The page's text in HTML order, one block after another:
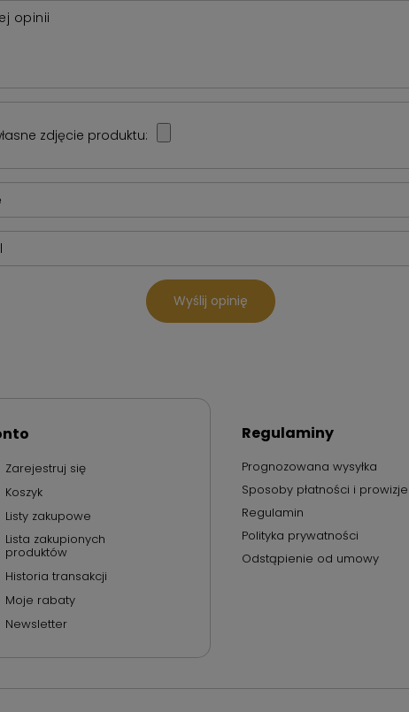
opinii
zdjęcie produktu:
Wyślij opinię
Zarejestruj się
Koszyk
Listy zakupowe
Lista zakupionych
produktów
Historia transakcji
Moje rabaty
Newsletter
Regulaminy
Prognozowana wysyłka
Sposoby płatności i prowizje
Regulamin
Polityka prywatności
Odstąpienie od umowy